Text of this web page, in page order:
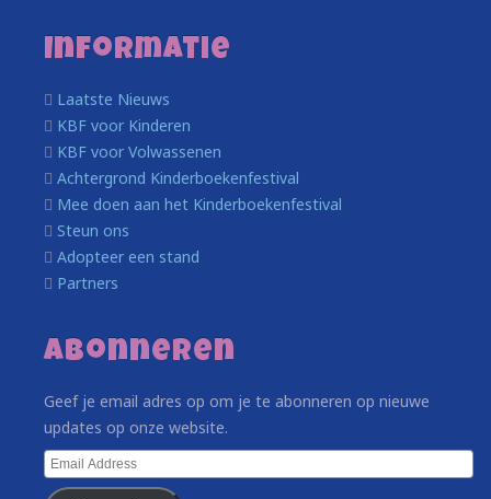
Informatie
Laatste Nieuws
KBF voor Kinderen
KBF voor Volwassenen
Achtergrond Kinderboekenfestival
Mee doen aan het Kinderboekenfestival
Steun ons
Adopteer een stand
Partners
Abonneren
Geef je email adres op om je te abonneren op nieuwe
updates op onze website.
Email
Address